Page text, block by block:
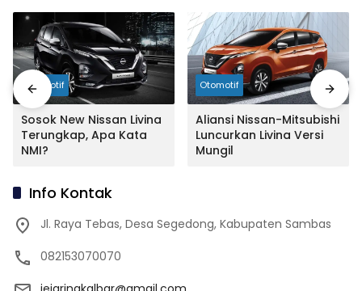
Otomotif
Sosok New Nissan Livina
Terungkap, Apa Kata
NMI?
Otomotif
Aliansi Nissan-Mitsubishi
Luncurkan Livina Versi
Mungil
Info Kontak
Jl. Raya Tebas, Desa Segedong, Kabupaten Sambas
082153070070